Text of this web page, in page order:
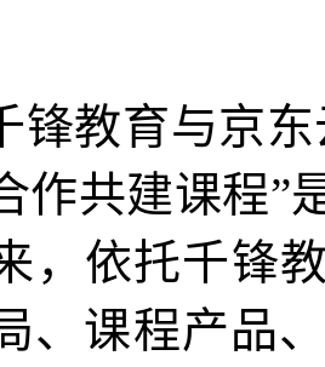
锋教育与京
作共建课程”
，依托千锋
、课程产品